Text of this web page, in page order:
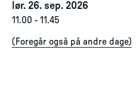
lør. 26. sep. 2026
11.00 - 11.45
( Foregår også på andre dage)